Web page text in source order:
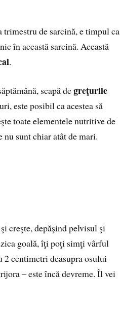
de sarcină, e timpul ca
în această sarcină. Această
.
scapă degreţurile
este posibil ca acestea să
toate elementele nutritive de
nu sunt chiar atât de mari.
creşte, depăşind pelvisul şi
goală, îţi poţi simţi vârful
centimetri deasupra osului
– este încă devreme. Îl vei